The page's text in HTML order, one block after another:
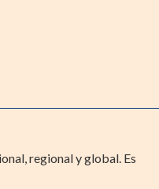
regional y global. Es